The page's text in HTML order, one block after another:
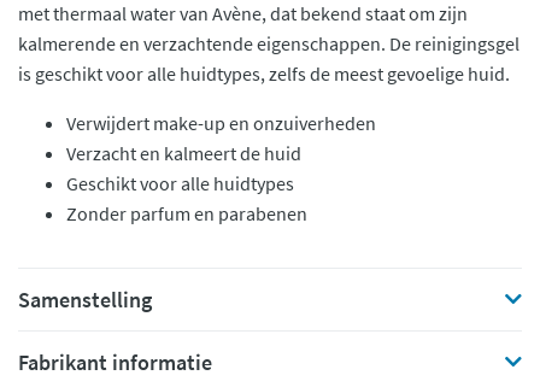
met thermaal water van Avène, dat bekend staat om zijn
kalmerende en verzachtende eigenschappen. De reinigingsgel
is geschikt voor alle huidtypes, zelfs de meest gevoelige huid.
Verwijdert make-up en onzuiverheden
Verzacht en kalmeert de huid
Geschikt voor alle huidtypes
Zonder parfum en parabenen
Samenstelling
Fabrikant informatie